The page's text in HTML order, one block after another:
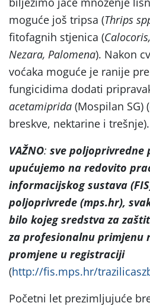
moguće još tripsa (Thrips
fitofagnih stjenica (
Nezara, Palomena). Nakon
voćaka moguće je ranije
fungicidima dodati
acetamiprida (Mospilan SG)
breskve, nektarine i trešnje).
VAŽNO: sve poljoprivredne
upućujemo na redovito
informacijskog sustava
poljoprivrede (mps.hr),
bilo kojeg sredstva za
za profesionalnu primjenu
promjene u registraciji
(http://fis.mps.hr/
Početni let prezimljujuće